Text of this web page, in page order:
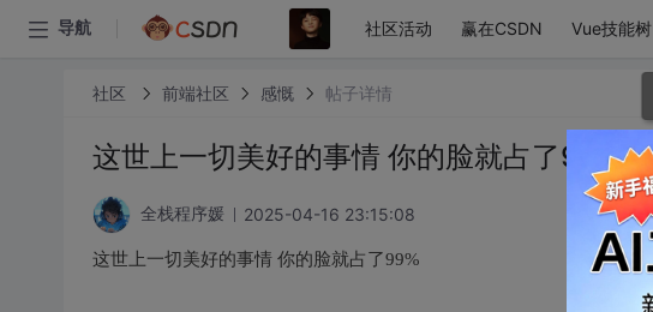
导航 社区活动 赢在CSDN Vue技能树
社区 前端社区 感慨 帖子详情
这世上一切美好的事情 你的脸就占了99%
全栈程序媛 2025-04-16 23:15:08
这世上一切美好的事情 你的脸就占了99%